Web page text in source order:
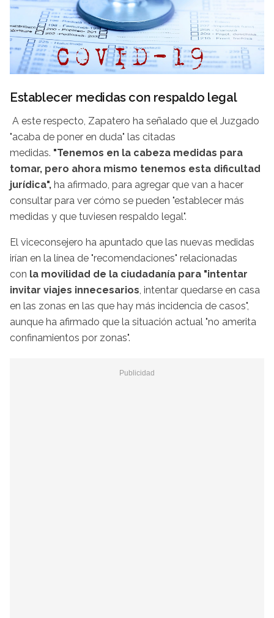
Establecer medidas con respaldo legal
A este respecto, Zapatero ha señalado que el Juzgado
"acaba de poner en duda" las citadas
medidas. "Tenemos en la cabeza medidas para
tomar, pero ahora mismo tenemos esta dificultad
jurídica", ha afirmado, para agregar que van a hacer
consultar para ver cómo se pueden "establecer más
medidas y que tuviesen respaldo legal".
El viceconsejero ha apuntado que las nuevas medidas
irían en la línea de "recomendaciones" relacionadas
con la movilidad de la ciudadanía para "intentar
invitar viajes innecesarios , intentar quedarse en casa
en las zonas en las que hay más incidencia de casos",
aunque ha afirmado que la situación actual "no amerita
confinamientos por zonas".